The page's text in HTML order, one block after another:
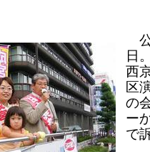
日
西
区
の
ー
で